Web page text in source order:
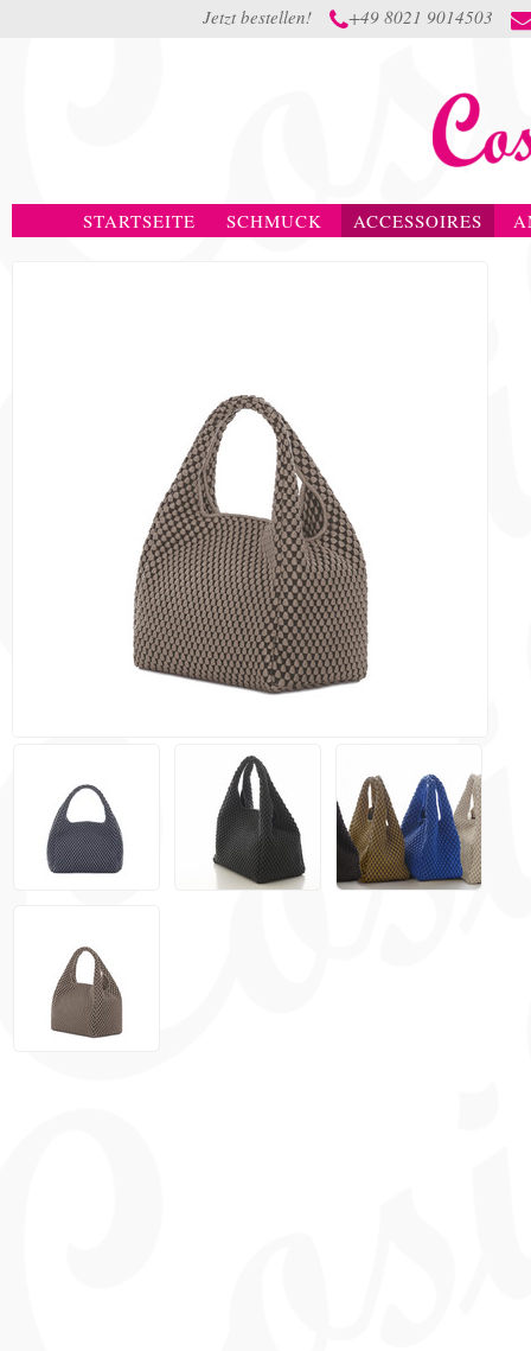
Jetzt bestellen! +49 8021 9014503
STARTSEITE SCHMUCK ACCESSOIRES